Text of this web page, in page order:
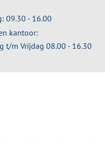
09.30 - 16.00
kantoor:
t/m Vrijdag 08.00 - 16.30